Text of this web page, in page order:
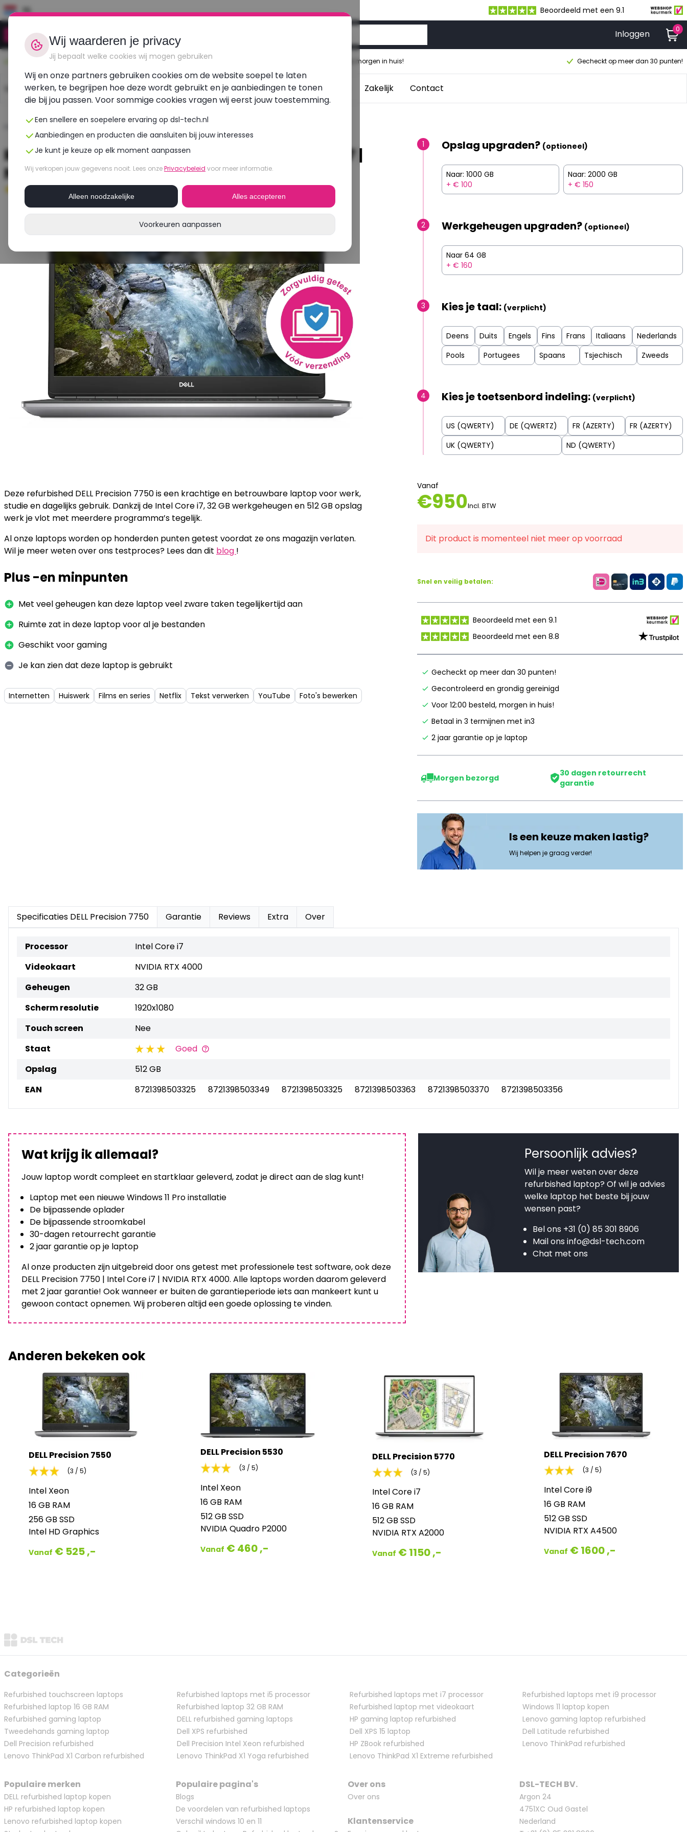
NL Beoordeeld met een 9.1
Inloggen 0
Duurzaam, betaalbaar, refurbished Voor 12:00 besteld, morgen in huis! Gecheckt op meer dan 30 punten!
Laptops Dell laptops HP laptops Lenovo laptops Studenten Zakelijk Contact
Precision 7750
Refurbished DELL Precision 7750 | Intel Core i7 |
NVIDIA RTX 4000
Goed - 32 GB RAM - 512 GB SSD
Deze refurbished DELL Precision 7750 is een krachtige en betrouwbare laptop voor werk,
studie en dagelijks gebruik. Dankzij de Intel Core i7, 32 GB werkgeheugen en 512 GB opslag
werk je vlot met meerdere programma’s tegelijk.
Al onze laptops worden op honderden punten getest voordat ze ons magazijn verlaten.
Wil je meer weten over ons testproces? Lees dan dit blog !
Plus -en minpunten
Met veel geheugen kan deze laptop veel zware taken tegelijkertijd aan
Ruimte zat in deze laptop voor al je bestanden
Geschikt voor gaming
Je kan zien dat deze laptop is gebruikt
Internetten Huiswerk Films en series Netflix Tekst verwerken YouTube Foto's bewerken
1 Opslag upgraden? (optioneel)
Naar: 1000 GB
+ € 100
Naar: 2000 GB
+ € 150
2 Werkgeheugen upgraden? (optioneel)
Naar 64 GB
+ € 160
3 Kies je taal: (verplicht)
Deens Duits Engels Fins Frans Italiaans
Nederlands
Pools
Portugees Spaans Tsjechisch Zweeds
4 Kies je toetsenbord indeling: (verplicht)
US (QWERTY) DE (QWERTZ) FR (AZERTY)
FR (AZERTY)
UK (QWERTY)
ND (QWERTY)
Vanaf
€950Incl. BTW
Dit product is momenteel niet meer op voorraad
Snel en veilig betalen:
Beoordeeld met een 9.1
Beoordeeld met een 8.8
Gecheckt op meer dan 30 punten!
Gecontroleerd en grondig gereinigd
Voor 12:00 besteld, morgen in huis!
Betaal in 3 termijnen met in3
2 jaar garantie op je laptop
Morgen bezorgd
30 dagen retourrecht
garantie
Is een keuze maken lastig?
Wij helpen je graag verder!
Specificaties DELL Precision 7750 Garantie Reviews Extra Over
Processor
Intel Core i7
Videokaart
NVIDIA RTX 4000
Geheugen
32 GB
Scherm resolutie
1920x1080
Touch screen
Nee
Staat
Goed
Opslag
512 GB
EAN
8721398503325 8721398503349 8721398503325 8721398503363 8721398503370 8721398503356
Wat krijg ik allemaal?
Jouw laptop wordt compleet en startklaar geleverd, zodat je direct aan de slag kunt!
Laptop met een nieuwe Windows 11 Pro installatie
De bijpassende oplader
De bijpassende stroomkabel
30-dagen retourrecht garantie
2 jaar garantie op je laptop
Al onze producten zijn uitgebreid door ons getest met professionele test software, ook deze
DELL Precision 7750 | Intel Core i7 | NVIDIA RTX 4000. Alle laptops worden daarom geleverd
met 2 jaar garantie! Ook wanneer er buiten de garantieperiode iets aan mankeert kunt u
gewoon contact opnemen. Wij proberen altijd een goede oplossing te vinden.
Persoonlijk advies?
Wil je meer weten over deze
refurbished laptop? Of wil je advies
welke laptop het beste bij jouw
wensen past?
Bel ons +31 (0) 85 301 8906
Mail ons info@dsl-tech.com
Chat met ons
Anderen bekeken ook
DELL Precision 7550
(3 / 5)
Intel Xeon
16 GB RAM
256 GB SSD
Intel HD Graphics
Vanaf € 525 ,-
DELL Precision 5530
(3 / 5)
Intel Xeon
16 GB RAM
512 GB SSD
NVIDIA Quadro P2000
Vanaf € 460 ,-
DELL Precision 5770
(3 / 5)
Intel Core i7
16 GB RAM
512 GB SSD
NVIDIA RTX A2000
Vanaf € 1150 ,-
DELL Precision 7670
(3 / 5)
Intel Core i9
16 GB RAM
512 GB SSD
NVIDIA RTX A4500
Vanaf € 1600 ,-
Categorieën
Refurbished touchscreen laptops Refurbished laptops met i5 processor Refurbished laptops met i7 processor
Refurbished laptops met i9 processor
Refurbished laptop 16 GB RAM
Refurbished laptop 32 GB RAM Refurbished laptop met videokaart
Windows 11 laptop kopen
Refurbished gaming laptop
DELL refurbished gaming laptops HP gaming laptop refurbished
Lenovo gaming laptop refurbished
Tweedehands gaming laptop
Dell XPS refurbished Dell XPS 15 laptop
Dell Latitude refurbished
Dell Precision refurbished
Dell Precision Intel Xeon refurbished HP ZBook refurbished
Lenovo ThinkPad refurbished
Lenovo ThinkPad X1 Carbon refurbished
Lenovo ThinkPad X1 Yoga refurbished Lenovo ThinkPad X1 Extreme refurbished
Populaire merken
DELL refurbished laptop kopen
HP refurbished laptop kopen
Lenovo refurbished laptop kopen
Populaire pagina's
Blogs
De voordelen van refurbished laptops
Verschil windows 10 en 11
Over ons
Over ons
Klantenservice
DSL-TECH BV.
Argon 24
4751XC Oud Gastel
Nederland
Wij waarderen je privacy
Jij bepaalt welke cookies wij mogen gebruiken
Wij en onze partners gebruiken cookies om de website soepel te laten
werken, te begrijpen hoe deze wordt gebruikt en je aanbiedingen te tonen
die bij jou passen. Voor sommige cookies vragen wij eerst jouw toestemming.
Een snellere en soepelere ervaring op dsl-tech.nl
Aanbiedingen en producten die aansluiten bij jouw interesses
Je kunt je keuze op elk moment aanpassen
Wij verkopen jouw gegevens nooit. Lees onzePrivacybeleid voor meer informatie.
Alleen noodzakelijke Alles accepteren
Voorkeuren aanpassen